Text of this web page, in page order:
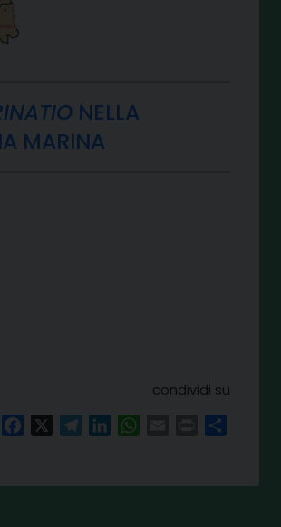
NELLA
MARINA
condividi su
FacebookTelegramLinkedInWhatsAppPrint